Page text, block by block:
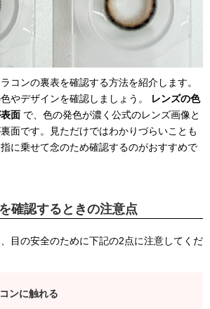
コンの裏表を確認する方法を紹介します。
やデザインを確認しましょう。
レンズの色
面 で、色の発色が濃く公式のレンズ画像と
面です。見ただけではわかりづらいことも
に乗せて念のため確認するのがおすすめで
確認するときの注意点
目の安全のために下記の2点に注意してくだ
ンに触れる